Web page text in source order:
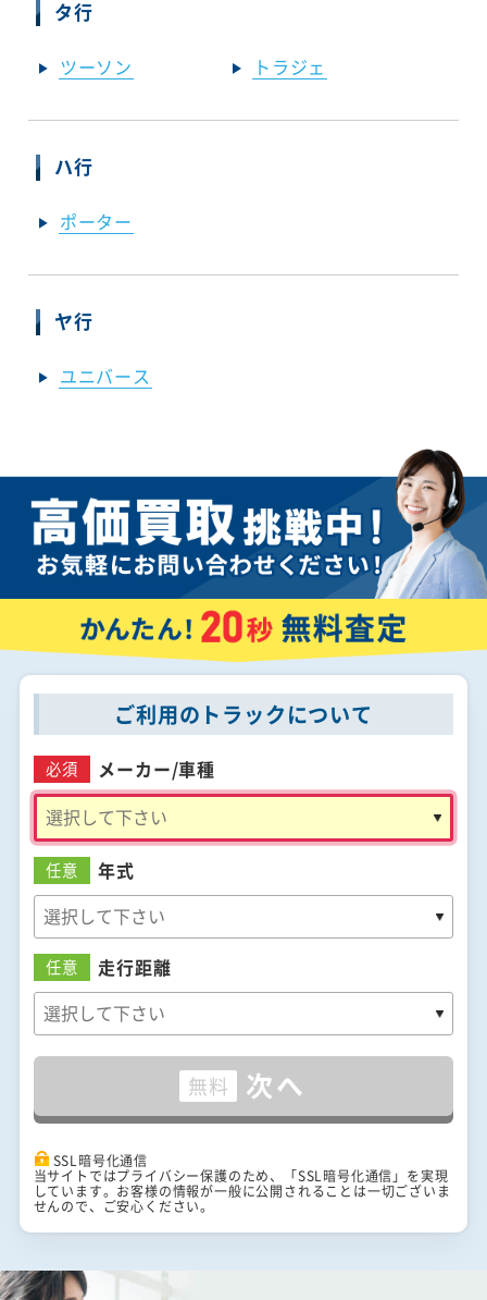
タ行
ツーソン トラジェ
ハ行
ポーター
ヤ行
ユニバース
ご利用のトラックについて
必須 メーカー/車種
任意 年式
任意 走行距離
無料 次へ
SSL暗号化通信
当サイトではプライバシー保護のため、「SSL暗号化通信」を実現
しています。お客様の情報が一般に公開されることは一切ございま
せんので、ご安心ください。